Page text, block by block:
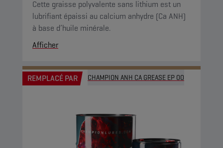
Cette graisse polyvalente sans lithium est un
lubrifiant épaissi au calcium anhydre (Ca ANH)
à base d’huile minérale.
Afficher
REMPLACÉ PAR CHAMPION ANH CA GREASE EP 00